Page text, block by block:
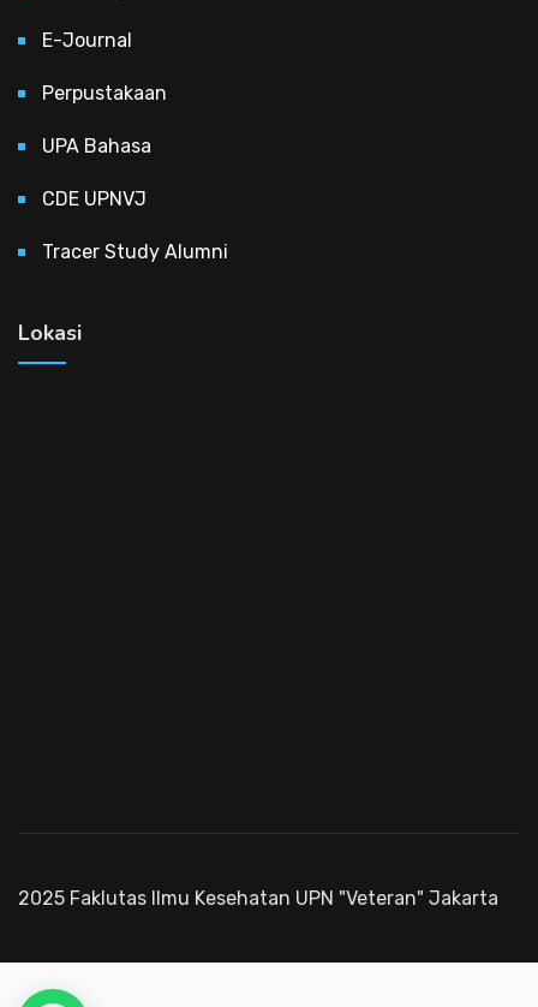
E-Journal
Perpustakaan
UPA Bahasa
CDE UPNVJ
Tracer Study Alumni
Lokasi
2025 Faklutas Ilmu Kesehatan UPN "Veteran" Jakarta